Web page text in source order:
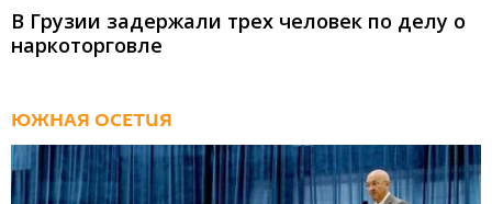
В Грузии задержали трех человек по делу о
наркоторговле
ЮЖНАЯ ОСЕТИЯ